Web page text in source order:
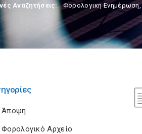
Αναζητήσεις: Φορολογικη Ενημέρωση,
Άποψη
Φορολογικό Αρχείο